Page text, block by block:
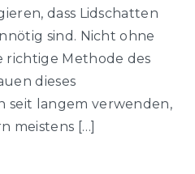
dass Lidschatten
sind. Nicht ohne
richtige Methode des
dieses
seit langem verwenden,
meistens […]